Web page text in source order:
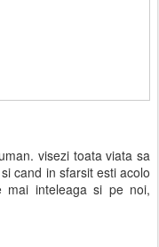
visezi toata viata sa
cand in sfarsit esti acolo
inteleaga si pe noi,